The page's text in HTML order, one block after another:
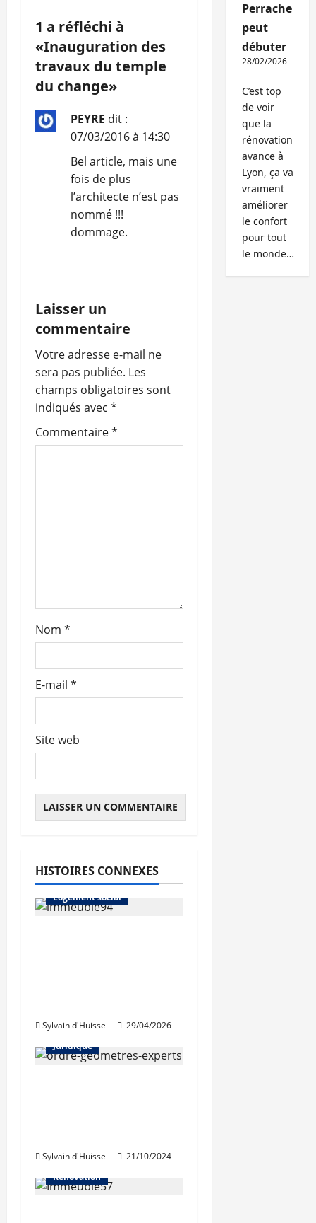
i
o
n
d
c
l
e
1 a réfléchi à
«Inauguration des
travaux du temple
du change»
PEYRE dit :
07/03/2016 à 14:30
Bel article, mais une
fois de plus
l’architecte n’est pas
nommé !!!
dommage.
Laisser un
commentaire
Votre adresse e-mail ne
sera pas publiée. Les
champs obligatoires sont
indiqués avec *
Commentaire*
Nom *
E-mail *
Site web
HISTOIRES CONNEXES
Architecture
Logement social
Sylvain d'Huissel 29/04/2026
Abonnés
Architecture
Juridique
Sylvain d'Huissel 21/10/2024
Architecture
Rénovation
Perrache
peut
débuter
28/02/2026
C’est top
de voir
que la
rénovation
avance à
Lyon, ça va
vraiment
améliorer
le confort
pour tout
le monde…